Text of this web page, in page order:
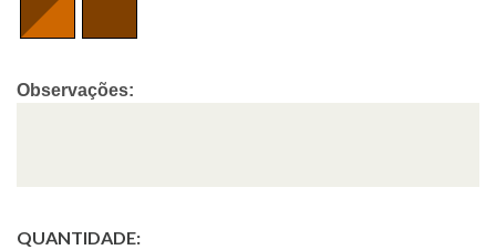
Observações:
QUANTIDADE: